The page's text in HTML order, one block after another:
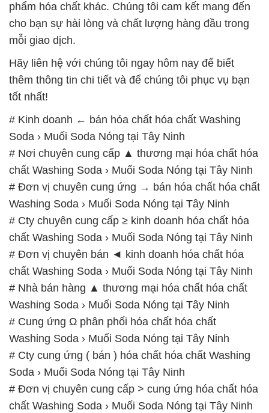
phẩm hóa chất khác. Chúng tôi cam kết mang đến
cho bạn sự hài lòng và chất lượng hàng đầu trong
mỗi giao dịch.
Hãy liên hệ với chúng tôi ngay hôm nay để biết
thêm thông tin chi tiết và để chúng tôi phục vụ bạn
tốt nhất!
# Kinh doanh ← bán hóa chất hóa chất Washing
Soda › Muối Soda Nóng tại Tây Ninh
# Nơi chuyên cung cấp ▲ thương mại hóa chất hóa
chất Washing Soda › Muối Soda Nóng tại Tây Ninh
# Đơn vị chuyên cung ứng → bán hóa chất hóa chất
Washing Soda › Muối Soda Nóng tại Tây Ninh
# Cty chuyên cung cấp ≥ kinh doanh hóa chất hóa
chất Washing Soda › Muối Soda Nóng tại Tây Ninh
# Đơn vị chuyên bán ◄ kinh doanh hóa chất hóa
chất Washing Soda › Muối Soda Nóng tại Tây Ninh
# Nhà bán hàng ▲ thương mại hóa chất hóa chất
Washing Soda › Muối Soda Nóng tại Tây Ninh
# Cung ứng Ω phân phối hóa chất hóa chất
Washing Soda › Muối Soda Nóng tại Tây Ninh
# Cty cung ứng ( bán ) hóa chất hóa chất Washing
Soda › Muối Soda Nóng tại Tây Ninh
# Đơn vị chuyên cung cấp > cung ứng hóa chất hóa
chất Washing Soda › Muối Soda Nóng tại Tây Ninh